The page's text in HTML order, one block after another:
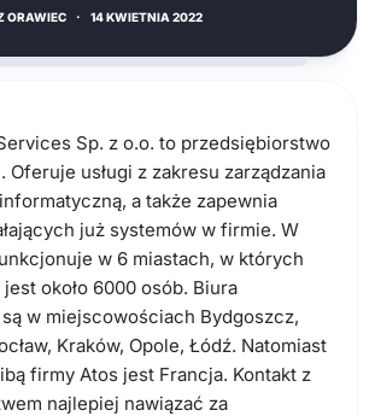
ORAWIEC · 14 KWIETNIA 2022
Sp. z o.o. to przedsiębiorstwo
Oferuje usługi z zakresu zarządzania
a także zapewnia
już systemów w firmie. W
w 6 miastach, w których
około 6000 osób. Biura
w miejscowościach Bydgoszcz,
Kraków, Opole, Łódź. Natomiast
firmy Atos jest Francja. Kontakt z
najlepiej nawiązać za